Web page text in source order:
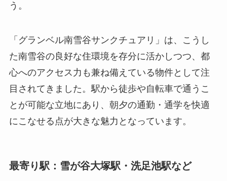
う。
「グランベル南雪谷サンクチュアリ」は、こうし
た南雪谷の良好な住環境を存分に活かしつつ、都
心へのアクセス力も兼ね備えている物件として注
目されてきました。駅から徒歩や自転車で通うこ
とが可能な立地にあり、朝夕の通勤・通学を快適
にこなせる点が大きな魅力となっています。
最寄り駅：雪が谷大塚駅・洗足池駅など